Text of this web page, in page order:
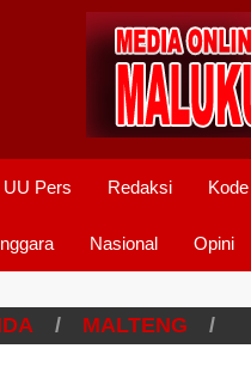
UU Pers Redaksi
Nasional Opini
/ MALTENG /